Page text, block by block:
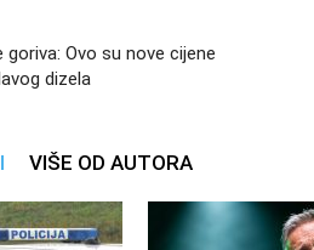
Ovo su nove cijene
dizela
VIŠE OD AUTORA